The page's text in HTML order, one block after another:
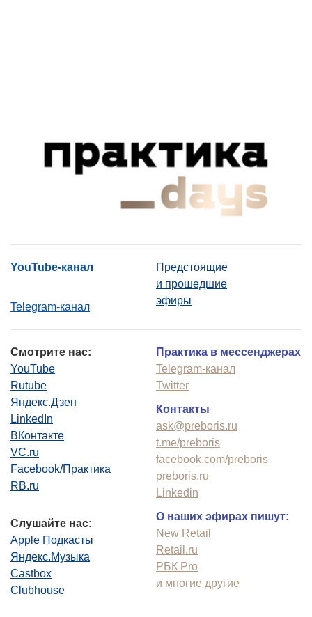
YouTube-канал
Telegram-канал
Предстоящие
и прошедшие
эфиры
Смотрите нас:
YouTube
Rutube
Яндекс.Дзен
LinkedIn
ВКонтакте
VC.ru
Facebook/Практика
RB.ru
Слушайте нас:
Apple Подкасты
Яндекс.Музыка
Castbox
Clubhouse
Практика в мессенджерах
Telegram-канал
Twitter
Контакты
ask@preboris.ru
t.me/preboris
facebook.com/preboris
preboris.ru
Linkedin
О наших эфирах пишут:
New Retail
Retail.ru
РБК Pro
и многие другие